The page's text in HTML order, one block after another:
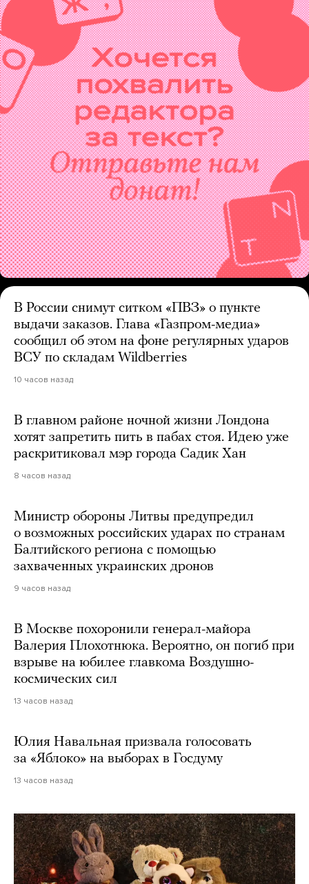
В России снимут ситком «ПВЗ» о пункте
выдачи заказов. Глава «Газпром-медиа»
сообщил об этом на фоне регулярных ударов
ВСУ по складам Wildberries
10 часов назад
В главном районе ночной жизни Лондона
хотят запретить пить в пабах стоя. Идею уже
раскритиковал мэр города Садик Хан
8 часов назад
Министр обороны Литвы предупредил
о возможных российских ударах по странам
Балтийского региона с помощью
захваченных украинских дронов
9 часов назад
В Москве похоронили генерал-майора
Валерия Плохотнюка. Вероятно, он погиб при
взрыве на юбилее главкома Воздушно-
космических сил
13 часов назад
Юлия Навальная призвала голосовать
за «Яблоко» на выборах в Госдуму
13 часов назад